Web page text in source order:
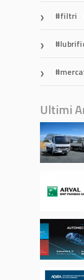
filtri
Ultimi